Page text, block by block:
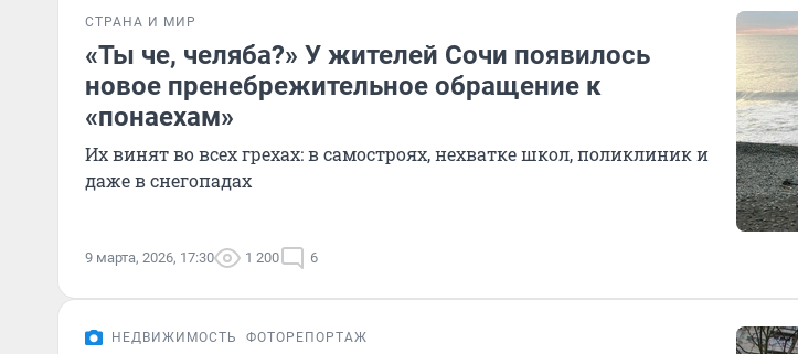
СТРАНА И МИР
«Ты че, челяба?» У жителей Сочи появилось
новое пренебрежительное обращение к
«понаехам»
Их винят во всех грехах: в самостроях, нехватке школ, поликлиник и
даже в снегопадах
9 марта, 2026, 17:30 1 200 6
НЕДВИЖИМОСТЬ ФОТОРЕПОРТАЖ